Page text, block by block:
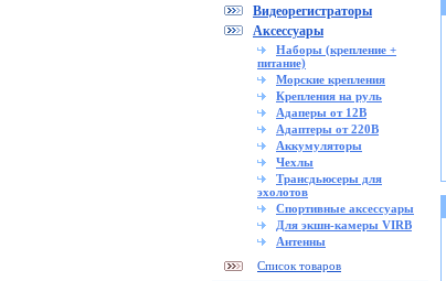
Видеорегистраторы
Аксессуары
Наборы (крепление +
питание)
Морские крепления
Крепления на руль
Адаперы от 12В
Адаптеры от 220В
Аккумуляторы
Чехлы
Трансдьюсеры для
эхолотов
Спортивные аксессуары
Для экшн-камеры VIRB
Антенны
Список товаров